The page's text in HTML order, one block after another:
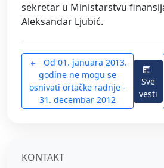
sekretar u Ministarstvu
Aleksandar Ljubić.
godine ne mogu se
osnivati ortačke radnje -
31. decembar 2012
Sve
vesti
KONTAKT